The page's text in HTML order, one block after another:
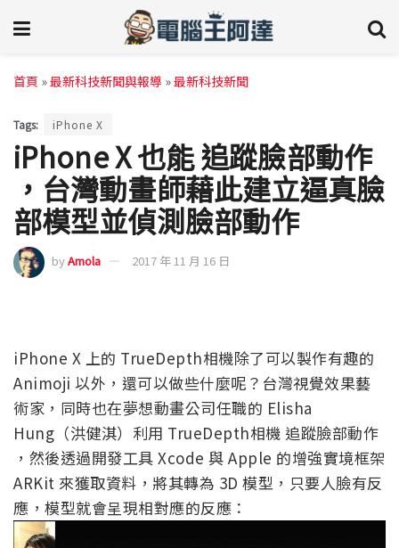
首頁 »最新科技新聞與報導 »最新科技新聞
Tags: iPhone X
iPhone X 也能 追蹤臉部動作
，台灣動畫師藉此建立逼真臉
部模型並偵測臉部動作
byAmola 2017 年 11 月 16 日
iPhone X 上的 TrueDepth相機除了可以製作有趣的
Animoji 以外，還可以做些什麼呢？台灣視覺效果藝
術家，同時也在夢想動畫公司任職的 Elisha
Hung（洪健淇）利用 TrueDepth相機 追蹤臉部動作
，然後透過開發工具 Xcode 與 Apple 的增強實境框架
ARKit 來獲取資料，將其轉為 3D 模型，只要人臉有反
應，模型就會呈現相對應的反應：